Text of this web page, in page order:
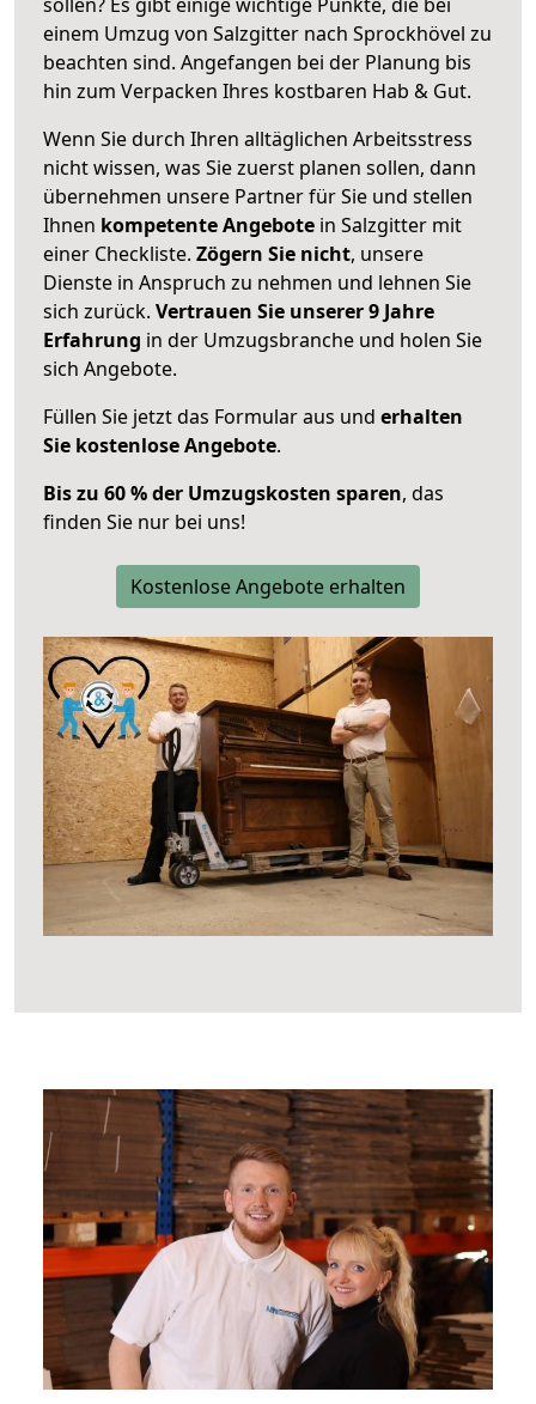
einem Umzug von Salzgitter nach Sprockhövel zu
beachten sind. Angefangen bei der Planung bis
hin zum Verpacken Ihres kostbaren Hab & Gut.
Wenn Sie durch Ihren alltäglichen Arbeitsstress
nicht wissen, was Sie zuerst planen sollen, dann
übernehmen unsere Partner für Sie und stellen
Ihnen kompetente Angebote in Salzgitter mit
einer Checkliste. Zögern Sie nicht, unsere
Dienste in Anspruch zu nehmen und lehnen Sie
sich zurück. Vertrauen Sie unserer 9 Jahre
Erfahrung in der Umzugsbranche und holen Sie
sich Angebote.
Füllen Sie jetzt das Formular aus und erhalten
Sie kostenlose Angebote.
Bis zu 60 % der Umzugskosten sparen, das
finden Sie nur bei uns!
Kostenlose Angebote erhalten